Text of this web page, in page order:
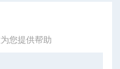
您提供帮助